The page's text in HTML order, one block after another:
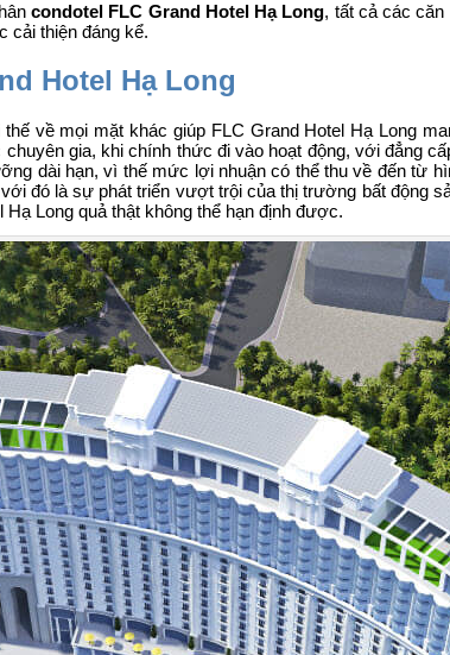
condotel FLC Grand Hotel Hạ Long, tất cả các
cải thiện đáng kể.
Hotel Hạ Long
về mọi mặt khác giúp FLC Grand Hotel Hạ Long
gia, khi chính thức đi vào hoạt động, với đẳng
dài hạn, vì thế mức lợi nhuận có thể thu về đến từ
đó là sự phát triển vượt trội của thị trường bất động
Hạ Long quả thật không thể hạn định được.